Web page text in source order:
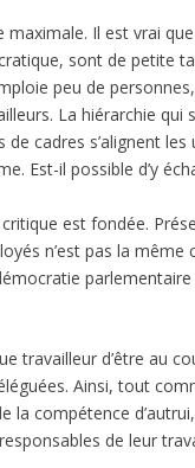
Il est vrai
sont de petite
peu de
La hiérarchie qui
cadres s’alignent
Est-il possible d’y
est fondée.
n’est pas la
travailleur d’être au
Ainsi, tout
compétence
de leur